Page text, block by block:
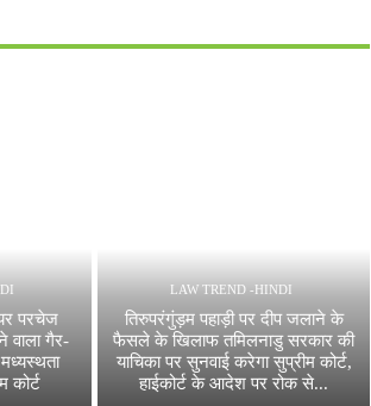
परचेज
वाला गैर-
कोर्ट
LAW TREND -HINDI
तिरुपरंगुंड़म पहाड़ी पर दीप जलाने के
फैसले के खिलाफ तमिलनाडु सरकार की
याचिका पर सुनवाई करेगा सुप्रीम कोर्ट,
हाईकोर्ट के आदेश पर रोक से...